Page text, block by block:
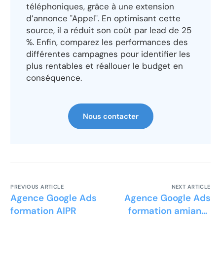
téléphoniques, grâce à une extension
d’annonce "Appel". En optimisant cette
source, il a réduit son coût par lead de 25
%. Enfin, comparez les performances des
différentes campagnes pour identifier les
plus rentables et réallouer le budget en
conséquence.
Nous contacter
PREVIOUS ARTICLE
Agence Google Ads
formation AIPR
NEXT ARTICLE
Agence Google Ads
formation amiante